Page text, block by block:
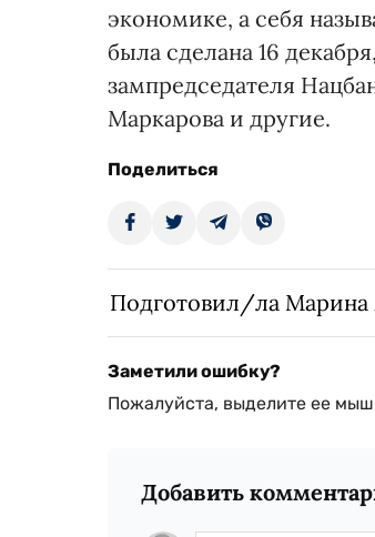
экономике, а себя
была сделана 16
зампредседателя
Маркарова и другие.
Поделиться
Подготовил/ла Марина
Заметили ошибку?
Пожалуйста, выделите ее
Добавить